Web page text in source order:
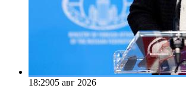
18:2905 авг 2026